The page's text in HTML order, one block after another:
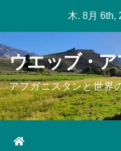
content
木. 8月 6th,
ウエッブ・
アフガニスタンと世界